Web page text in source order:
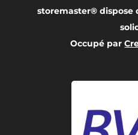
storemaster® dispose
Occupé par